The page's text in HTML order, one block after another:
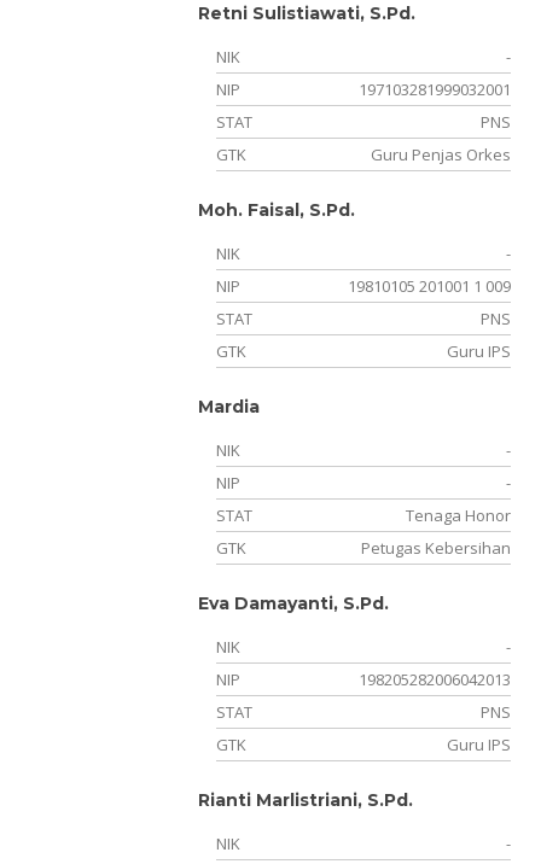
Retni Sulistiawati, S.Pd.
NIK
-
NIP
197103281999032001
STAT
PNS
GTK
Guru Penjas Orkes
Moh. Faisal, S.Pd.
NIK
-
NIP
19810105 201001 1 009
STAT
PNS
GTK
Guru IPS
Mardia
NIK
-
NIP
-
STAT
Tenaga Honor
GTK
Petugas Kebersihan
Eva Damayanti, S.Pd.
NIK
-
NIP
198205282006042013
STAT
PNS
GTK
Guru IPS
Rianti Marlistriani, S.Pd.
NIK
-